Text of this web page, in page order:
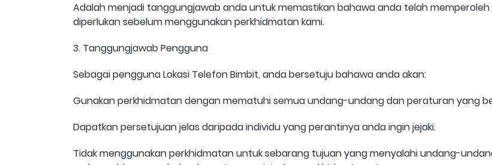
Adalah menjadi tanggungjawab anda untuk memastikan bahawa anda telah
diperlukan sebelum menggunakan perkhidmatan kami.
3. Tanggungjawab Pengguna
Sebagai pengguna Lokasi Telefon Bimbit, anda bersetuju bahawa anda akan:
Gunakan perkhidmatan dengan mematuhi semua undang-undang dan peraturan yang
Dapatkan persetujuan jelas daripada individu yang perantinya anda ingin jejaki.
Tidak menggunakan perkhidmatan untuk sebarang tujuan yang menyalahi undang-